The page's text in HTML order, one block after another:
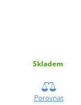
Skladem
Porovnat